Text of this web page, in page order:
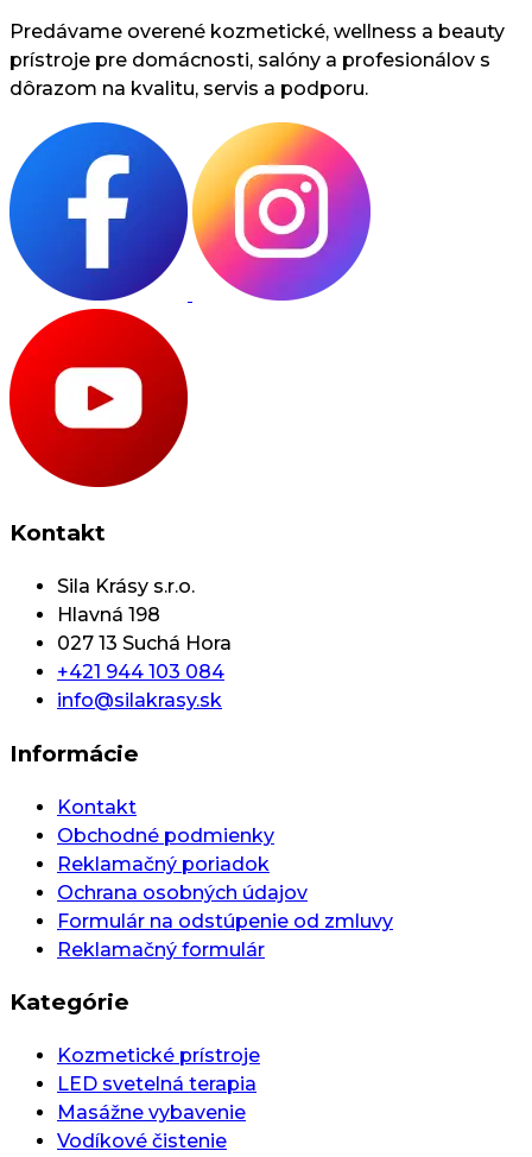
Predávame overené kozmetické, wellness a beauty
prístroje pre domácnosti, salóny a profesionálov s
dôrazom na kvalitu, servis a podporu.
Kontakt
Sila Krásy s.r.o.
Hlavná 198
027 13 Suchá Hora
+421 944 103 084
info@silakrasy.sk
Informácie
Kontakt
Obchodné podmienky
Reklamačný poriadok
Ochrana osobných údajov
Formulár na odstúpenie od zmluvy
Reklamačný formulár
Kategórie
Kozmetické prístroje
LED svetelná terapia
Masážne vybavenie
Vodíkové čistenie